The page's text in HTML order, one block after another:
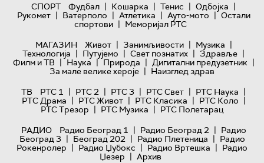
СПОРТ
Фудбал | Кошарка | Тенис | Одбојка |
Рукомет | Ватерполо | Атлетика | Ауто-мото | Остали
спортови | Меморијал РТС
МАГАЗИН
Живот | Занимљивости | Музика |
Технологијa | Путујемо | Свет познатих | Здравље |
Филм и ТВ | Наука | Природа | Дигитални предузетник |
За мале велике хероје | Наизглед здрав
ТВ
РТС 1 | РТС 2 | РТС 3 | РТС Свет | РТС Наука |
РТС Драма | РТС Живот | РТС Класика | РТС Коло |
РТС Трезор | РТС Музика | РТС Полетарац
РАДИО
Радио Београд 1 | Радио Београд 2 | Радио
Београд 3 | Београд 202 | Радио Плетеница | Радио
Рокенролер | Радио Џубокс | Радио Вртешка | Радио
Џезер | Архив